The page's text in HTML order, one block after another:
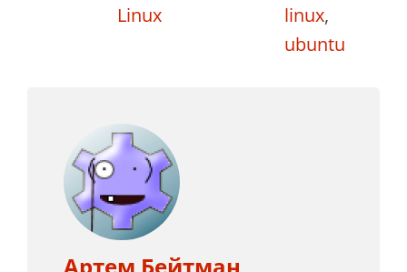
Linux
linux,
ubuntu